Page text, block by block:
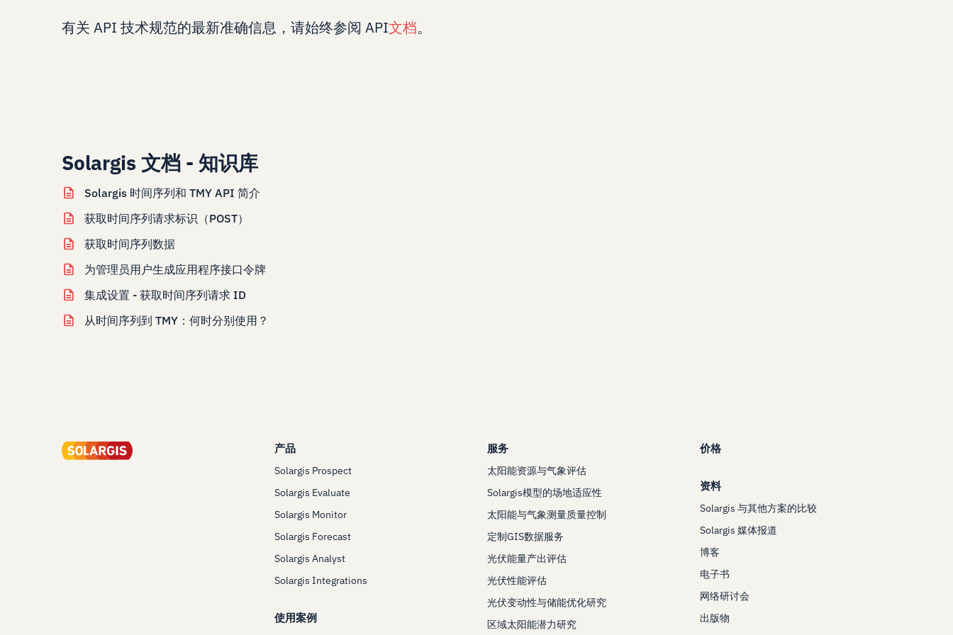
有关 API 技术规范的最新准确信息，请始终参阅 API文档。
Solargis 文档 - 知识库
Solargis 时间序列和 TMY API 简介
获取时间序列请求标识（POST）
获取时间序列数据
为管理员用户生成应用程序接口令牌
集成设置 - 获取时间序列请求 ID
从时间序列到 TMY：何时分别使用？
产品
Solargis Prospect
Solargis Evaluate
Solargis Monitor
Solargis Forecast
Solargis Analyst
Solargis Integrations
使用案例
服务
太阳能资源与气象评估
Solargis模型的场地适应性
太阳能与气象测量质量控制
定制GIS数据服务
光伏能量产出评估
光伏性能评估
光伏变动性与储能优化研究
区域太阳能潜力研究
价格
资料
Solargis 与其他方案的比较
Solargis 媒体报道
博客
电子书
网络研讨会
出版物